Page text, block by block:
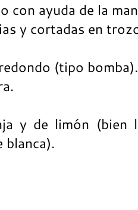
con ayuda de la
y cortadas en
(tipo bomba).
y de limón (bien
blanca).